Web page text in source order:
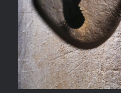
Kapcsolat